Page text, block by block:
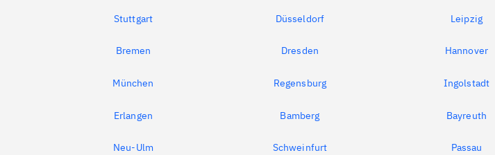
Stuttgart Düsseldorf Leipzig
Bremen Dresden Hannover
München Regensburg Ingolstadt
Erlangen Bamberg Bayreuth
Neu-Ulm Schweinfurt Passau